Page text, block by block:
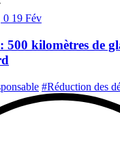
0 19 Fév
500 kilomètres de
#Réduction des